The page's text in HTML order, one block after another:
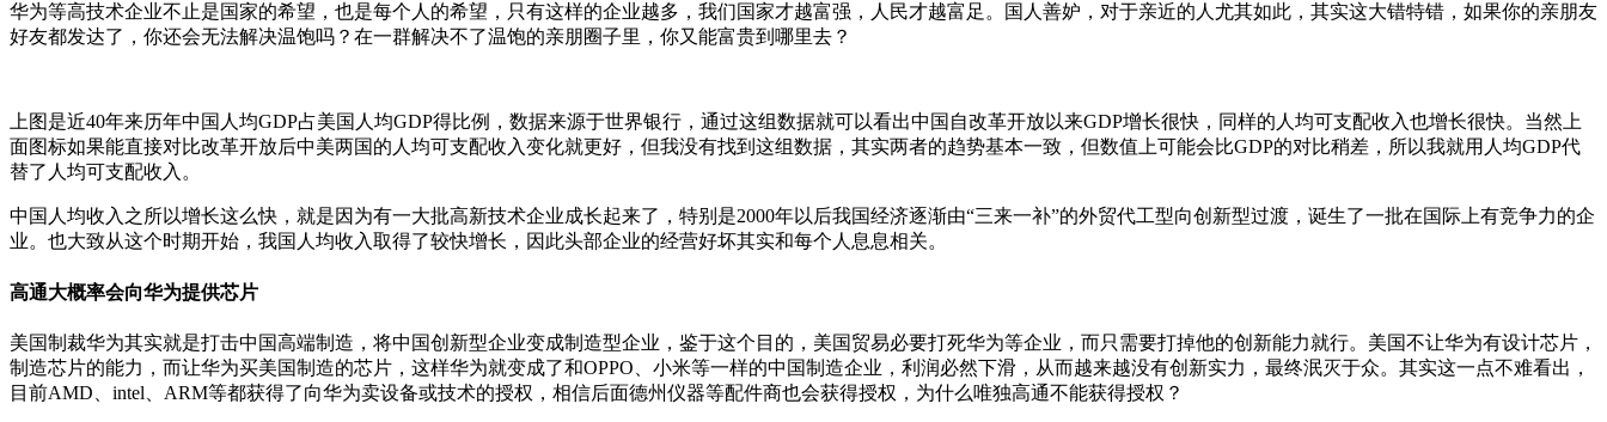
华为等高技术企业不止是国家的希望，也是每个人的希望，只有这样的企业越多，我们国家才越富强，人民才越富足。国人善妒，对于亲近的人尤其如此，其实这大错特错，如果你的亲朋友
好友都发达了，你还会无法解决温饱吗？在一群解决不了温饱的亲朋圈子里，你又能富贵到哪里去？
上图是近40年来历年中国人均GDP占美国人均GDP得比例，数据来源于世界银行，通过这组数据就可以看出中国自改革开放以来GDP增长很快，同样的人均可支配收入也增长很快。当然上
面图标如果能直接对比改革开放后中美两国的人均可支配收入变化就更好，但我没有找到这组数据，其实两者的趋势基本一致，但数值上可能会比GDP的对比稍差，所以我就用人均GDP代
替了人均可支配收入。
中国人均收入之所以增长这么快，就是因为有一大批高新技术企业成长起来了，特别是2000年以后我国经济逐渐由“三来一补”的外贸代工型向创新型过渡，诞生了一批在国际上有竞争力的企
业。也大致从这个时期开始，我国人均收入取得了较快增长，因此头部企业的经营好坏其实和每个人息息相关。
高通大概率会向华为提供芯片
美国制裁华为其实就是打击中国高端制造，将中国创新型企业变成制造型企业，鉴于这个目的，美国贸易必要打死华为等企业，而只需要打掉他的创新能力就行。美国不让华为有设计芯片，
制造芯片的能力，而让华为买美国制造的芯片，这样华为就变成了和OPPO、小米等一样的中国制造企业，利润必然下滑，从而越来越没有创新实力，最终泯灭于众。其实这一点不难看出，
目前AMD、intel、ARM等都获得了向华为卖设备或技术的授权，相信后面德州仪器等配件商也会获得授权，为什么唯独高通不能获得授权？